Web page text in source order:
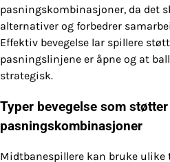
pasningskombinasjoner, da det
alternativer og forbedrer
Effektiv bevegelse lar spillere
pasningslinjene er åpne og at
strategisk.
Typer bevegelse som støtter
pasningskombinasjoner
Midtbanespillere kan bruke ulike